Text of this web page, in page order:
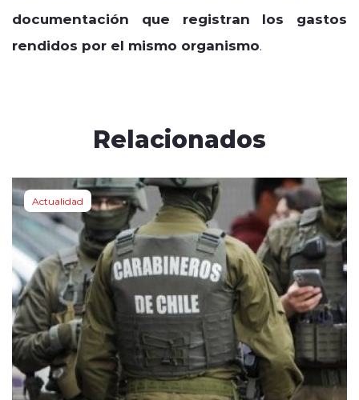
documentación que registran los gastos
rendidos por el mismo organismo.
Relacionados
Actualidad